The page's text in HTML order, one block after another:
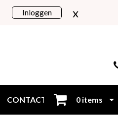
Inloggen x
CONTACT Inloggen
0 items